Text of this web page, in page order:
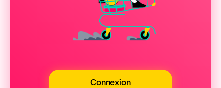
Connexion